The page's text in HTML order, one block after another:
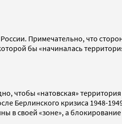
Примечательно, что
бы «начиналась
чтобы «натовская»
Берлинского кризиса 1948-
в своей «зоне», а